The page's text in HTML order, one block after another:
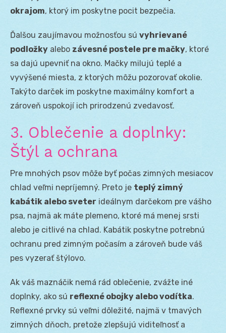
okrajom, ktorý im poskytne pocit bezpečia.
Ďalšou zaujímavou možnosťou sú vyhrievané
podložky alebo závesné postele pre mačky, ktoré
sa dajú upevniť na okno. Mačky milujú teplé a
vyvýšené miesta, z ktorých môžu pozorovať okolie.
Takýto darček im poskytne maximálny komfort a
zároveň uspokojí ich prirodzenú zvedavosť.
3. Oblečenie a doplnky:
Štýl a ochrana
Pre mnohých psov môže byť počas zimných mesiacov
chlad veľmi nepríjemný. Preto je teplý zimný
kabátik alebo sveter ideálnym darčekom pre vášho
psa, najmä ak máte plemeno, ktoré má menej srsti
alebo je citlivé na chlad. Kabátik poskytne potrebnú
ochranu pred zimným počasím a zároveň bude váš
pes vyzerať štýlovo.
Ak váš maznáčik nemá rád oblečenie, zvážte iné
doplnky, ako sú reflexné obojky alebo vodítka.
Reflexné prvky sú veľmi dôležité, najmä v tmavých
zimných dňoch, pretože zlepšujú viditeľnosť a